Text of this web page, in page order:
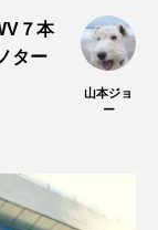
７本
ター
山本ジョ
ー